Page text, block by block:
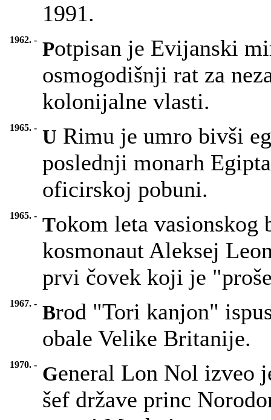
1991.
1962. - Potpisan je Evijanski
osmogodišnji rat za
kolonijalne vlasti.
1965. - U Rimu je umro bivši
poslednji monarh
oficirskoj pobuni.
1965. - Tokom leta vasionskog
kosmonaut Aleksej
prvi čovek koji je
1967. - Brod "Tori kanjon"
obale Velike Britanije.
1970. - General Lon Nol izveo
šef države princ